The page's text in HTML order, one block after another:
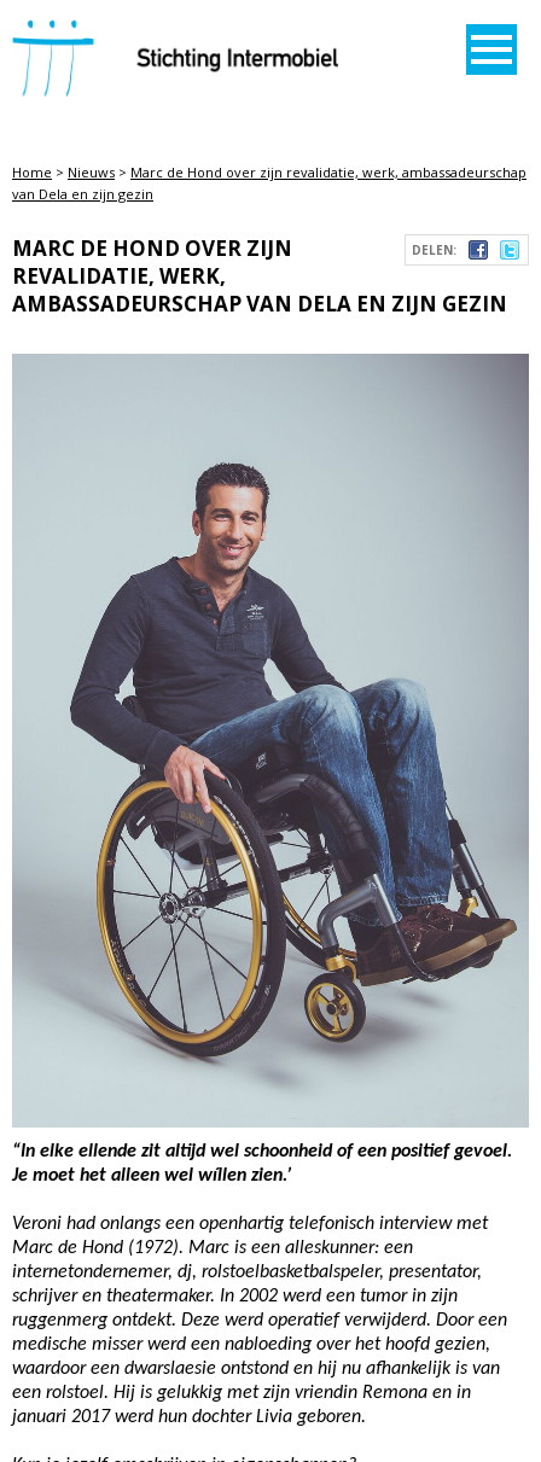
STICHTING INTERMOBIEL
Home > Nieuws > Marc de Hond over zijn revalidatie, werk, ambassadeurschap
van Dela en zijn gezin
DELEN:
MARC DE HOND OVER ZIJN
REVALIDATIE, WERK,
AMBASSADEURSCHAP VAN DELA EN ZIJN GEZIN
“In elke ellende zit altijd wel schoonheid of een positief gevoel.
Je moet het alleen wel wíllen zien.’
Veroni had onlangs een openhartig telefonisch interview met
Marc de Hond (1972). Marc is een alleskunner: een
internetondernemer, dj, rolstoelbasketbalspeler, presentator,
schrijver en theatermaker. In 2002 werd een tumor in zijn
ruggenmerg ontdekt. Deze werd operatief verwijderd. Door een
medische misser werd een nabloeding over het hoofd gezien,
waardoor een dwarslaesie ontstond en hij nu afhankelijk is van
een rolstoel. Hij is gelukkig met zijn vriendin Remona en in
januari 2017 werd hun dochter Livia geboren.